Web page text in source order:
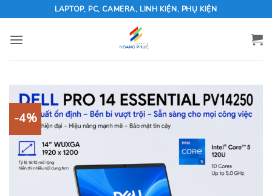
to
content
LAPTOP, PC, CAMERA, LINH KIỆN, PHỤ KIỆN
-4%